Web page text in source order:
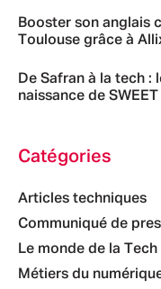
Booster son anglais
Toulouse grâce à
De Safran à la tech :
naissance de SWEET
Catégories
Articles techniques
Communiqué de
Le monde de la Tech
Métiers du